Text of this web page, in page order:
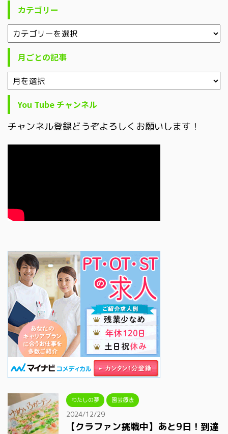
カテゴリー
月ごとの記事
You Tube チャンネル
チャンネル登録どうぞよろしくお願いします！
わたしの夢 園芸療法
2024/12/29
【クラファン挑戦中】あと9日！到達